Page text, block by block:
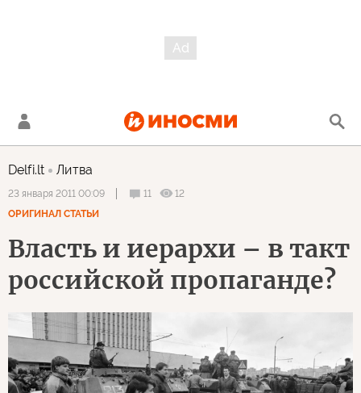
Delfi.lt Литва
23 января 2011 00:09 11
12
ОРИГИНАЛ СТАТЬИ
Власть и иерархи – в такт
российской пропаганде?